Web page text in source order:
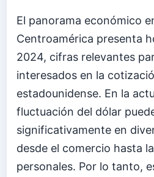
El panorama económico
Centroamérica presenta
2024, cifras relevantes
interesados en la
estadounidense. En la
fluctuación del dólar
significativamente en
desde el comercio hasta
personales. Por lo tanto,